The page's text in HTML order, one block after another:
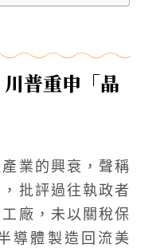
普重申「晶
業的興衰，聲稱
批評過往執政者
廠，未以關稅保
導體製造回流美